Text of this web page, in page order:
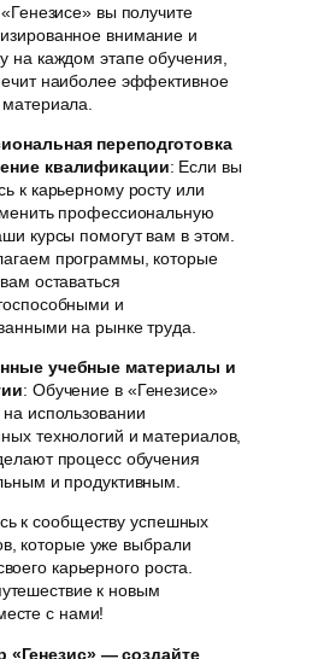
вы получите
внимание и
на каждом этапе обучения,
наиболее эффективное
переподготовка
квалификации: Если вы
к карьерному росту или
профессиональную
курсы помогут вам в этом.
программы, которые
оставаться
и
на рынке труда.
учебные материалы и
: Обучение в «Генезисе»
использовании
технологий и материалов,
процесс обучения
и продуктивным.
к сообществу успешных
которые уже выбрали
карьерного роста.
к новым
с нами!
«Генезис» — создайте